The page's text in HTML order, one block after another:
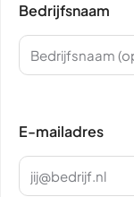
Bedrijfsnaam
E-mailadres